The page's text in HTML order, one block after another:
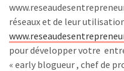
réseaux et de leur
pour développer votre
« early blogueur , chef de